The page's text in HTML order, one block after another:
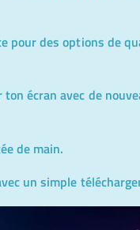
pour des options de
écran avec de
de main.
un simple